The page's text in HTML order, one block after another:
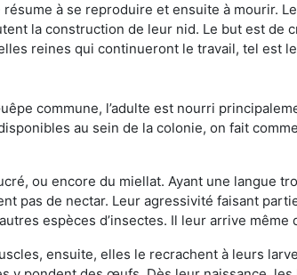
à se reproduire et ensuite à mourir.
la construction de leur nid. Le but est de
reines qui continueront le travail, tel est le
commune, l’adulte est nourri
au sein de la colonie, on fait
ou encore du miellat. Ayant une langue
pas de nectar. Leur agressivité faisant
espèces d’insectes. Il leur arrive
ensuite, elles le recrachent à leurs